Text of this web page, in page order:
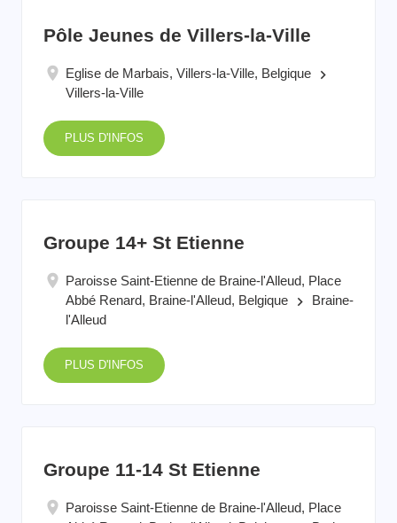
Pôle Jeunes de Villers-la-Ville
Eglise de Marbais, Villers-la-Ville, Belgique keyboard_arrow_right
Villers-la-Ville
PLUS D'INFOS
Groupe 14+ St Etienne
Paroisse Saint-Etienne de Braine-l'Alleud, Place
Abbé Renard, Braine-l'Alleud, Belgique
keyboard_arrow_right
Braine-
l'Alleud
PLUS D'INFOS
Groupe 11-14 St Etienne
Paroisse Saint-Etienne de Braine-l'Alleud, Place